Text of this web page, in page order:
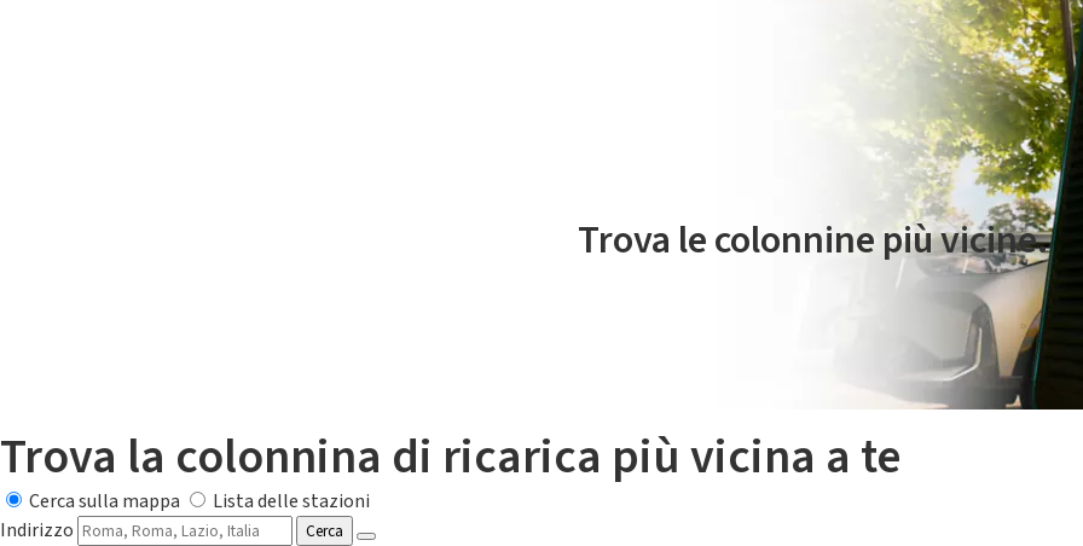
Il servizio di mobilità elettrica è gestito da Plenitude On The Road
Trova le colonnine più vicine.
Trova la colonnina di ricarica più vicina a te
Cerca sulla mappa
Lista delle stazioni
Indirizzo
Cerca